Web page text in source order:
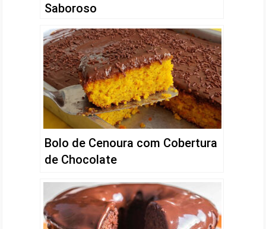
Saboroso
Bolo de Cenoura com Cobertura
de Chocolate